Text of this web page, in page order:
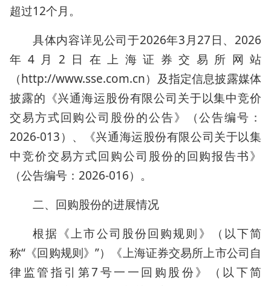
超过12个月。
具体内容详见公司于2026年3月27日、2026
年4月2日在上海证券交易所网站
（http://www.sse.com.cn）及指定信息披露媒体
披露的《兴通海运股份有限公司关于以集中竞价
交易方式回购公司股份的公告》（公告编号：
2026-013）、《兴通海运股份有限公司关于以集
中竞价交易方式回购公司股份的回购报告书》
（公告编号：2026-016）。
二、回购股份的进展情况
根据《上市公司股份回购规则》（以下简
称“《回购规则》”）《上海证券交易所上市公司自
律监管指引第7号一一回购股份》（以下简